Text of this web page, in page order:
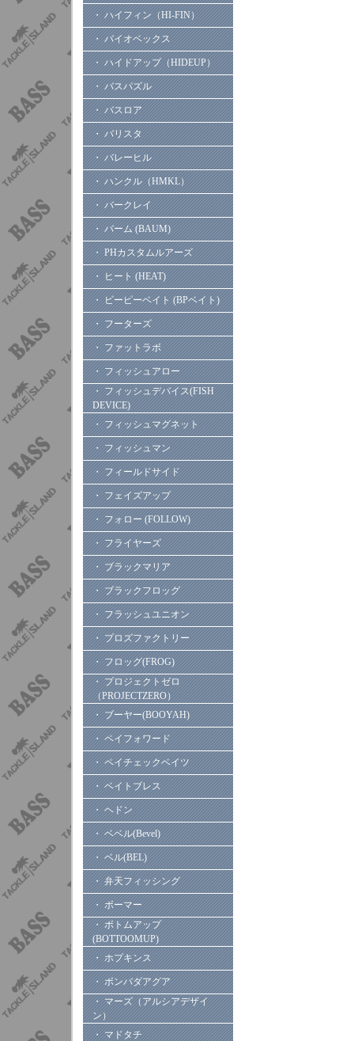
・ ハイフィン（HI-FIN）
・ バイオベックス
・ ハイドアップ（HIDEUP）
・ バスパズル
・ バスロア
・ バリスタ
・ バレーヒル
・ ハンクル（HMKL）
・ バークレイ
・ バーム (BAUM)
・ PHカスタムルアーズ
・ ヒート (HEAT)
・ ビーピーベイト (BPベイト)
・ フーターズ
・ ファットラボ
・ フィッシュアロー
・ フィッシュデバイス(FISH
DEVICE)
・ フィッシュマグネット
・ フィッシュマン
・ フィールドサイド
・ フェイズアップ
・ フォロー (FOLLOW)
・ フライヤーズ
・ ブラックマリア
・ ブラックフロッグ
・ フラッシュユニオン
・ プロズファクトリー
・ フロッグ(FROG)
・ プロジェクトゼロ
（PROJECTZERO）
・ ブーヤー(BOOYAH)
・ ペイフォワード
・ ペイチェックベイツ
・ ベイトブレス
・ ヘドン
・ ベベル(Bevel)
・ ベル(BEL)
・ 弁天フィッシング
・ ボーマー
・ ボトムアップ
(BOTTOOMUP)
・ ホプキンス
・ ボンバダアグア
・ マーズ（アルシアデザイ
ン）
・ マドタチ